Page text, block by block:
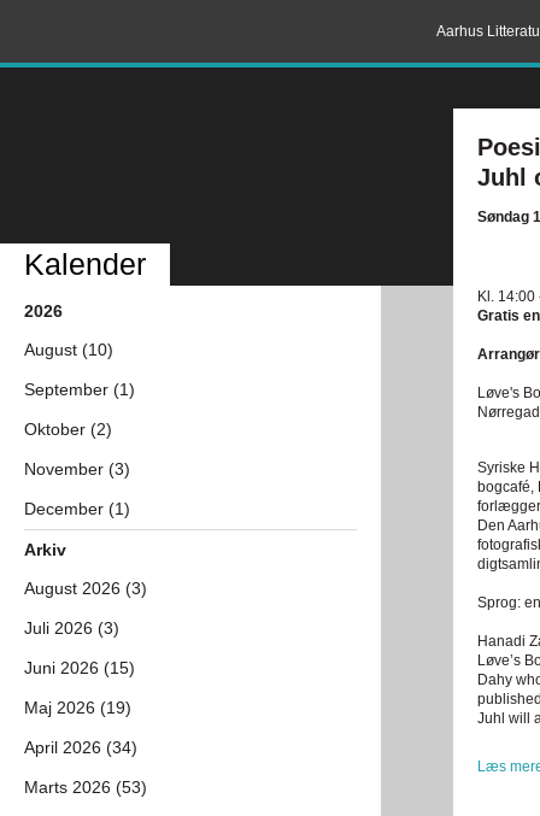
Aarhus
Juhl
Søndag
Kl. 14:00
Gratis
Løve's
Syriske
bogcafé,
Den
Sprog:
Hanadi
Løve’s
Dahy
Juhl will
Læs
Kalender
2026
August (10)
September (1)
Oktober (2)
November (3)
December (1)
Arkiv
August 2026 (3)
Juli 2026 (3)
Juni 2026 (15)
Maj 2026 (19)
April 2026 (34)
Marts 2026 (53)